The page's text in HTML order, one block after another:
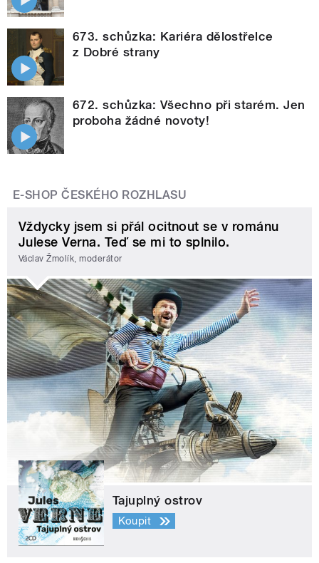
673. schůzka: Kariéra dělostřelce
z Dobré strany
672. schůzka: Všechno při starém. Jen
proboha žádné novoty!
E-SHOP ČESKÉHO ROZHLASU
Vždycky jsem si přál ocitnout se v románu
Julese Verna. Teď se mi to splnilo.
Václav Žmolík, moderátor
Tajuplný ostrov
Koupit